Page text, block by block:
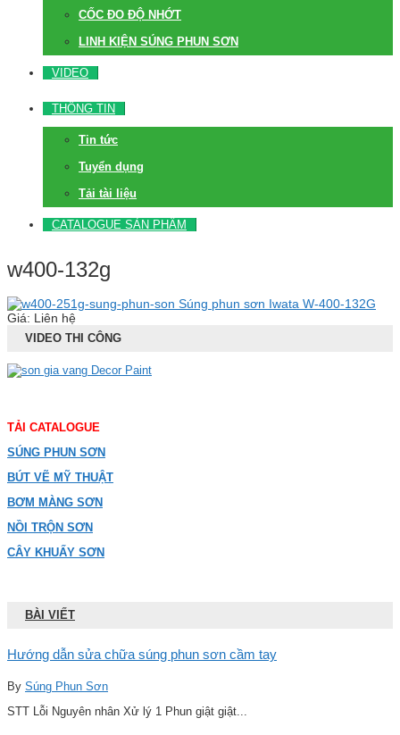
CỐC ĐO ĐỘ NHỚT
LINH KIỆN SÚNG PHUN SƠN
VIDEO
THÔNG TIN
Tin tức
Tuyển dụng
Tải tài liệu
CATALOGUE SẢN PHẨM
w400-132g
Súng phun sơn Iwata W-400-132G
Giá: Liên hệ
VIDEO THI CÔNG
TẢI CATALOGUE
SÚNG PHUN SƠN
BÚT VẼ MỸ THUẬT
BƠM MÀNG SƠN
NỒI TRỘN SƠN
CÂY KHUẤY SƠN
BÀI VIẾT
Hướng dẫn sửa chữa súng phun sơn cầm tay
By Súng Phun Sơn
STT Lỗi Nguyên nhân Xử lý 1 Phun giật giật...